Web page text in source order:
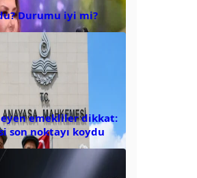
Durumu iyi mi?
emekliler dikkat:
son noktayı koydu